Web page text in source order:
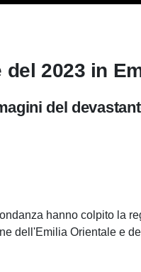
2023 in
del
hanno colpito la
dell'Emilia Orientale e